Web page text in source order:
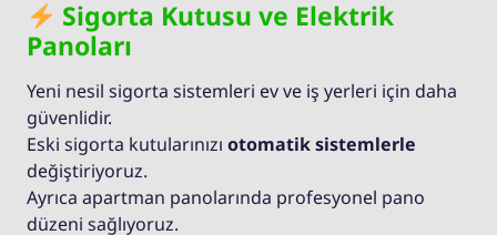
Sigorta Kutusu ve Elektrik
Panoları
Yeni nesil sigorta sistemleri ev ve iş yerleri için daha
güvenlidir.
Eski sigorta kutularınızı otomatik sistemlerle
değiştiriyoruz.
Ayrıca apartman panolarında profesyonel pano
düzeni sağlıyoruz.